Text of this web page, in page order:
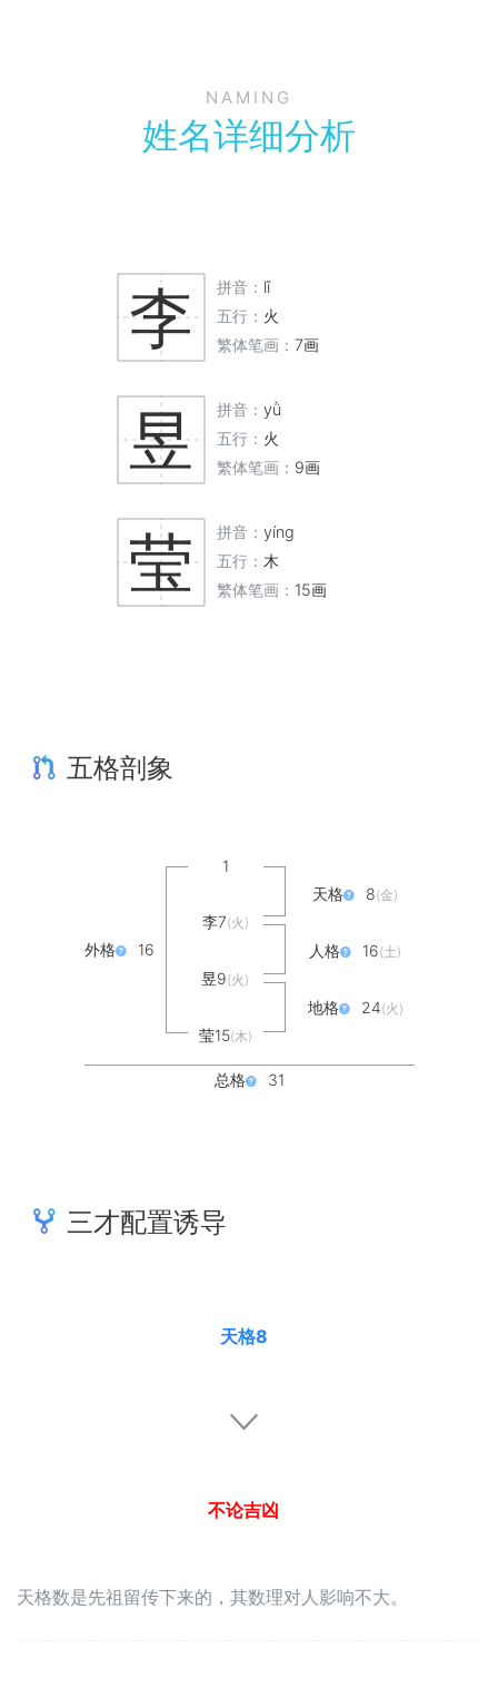
NAMING
姓名详细分析
李 拼音： lǐ
五行： 火
繁体笔画： 7画
昱 拼音： yǜ
五行： 火
繁体笔画： 9画
莹 拼音： yíng
五行： 木
繁体笔画： 15画
五格剖象
外格 16
1
李7(火)
昱9(火)
莹15(木)
天格 8(金)
人格 16(土)
地格 24(火)
总格 31
三才配置诱导
天格8
不论吉凶
天格数是先祖留传下来的，其数理对人影响不大。